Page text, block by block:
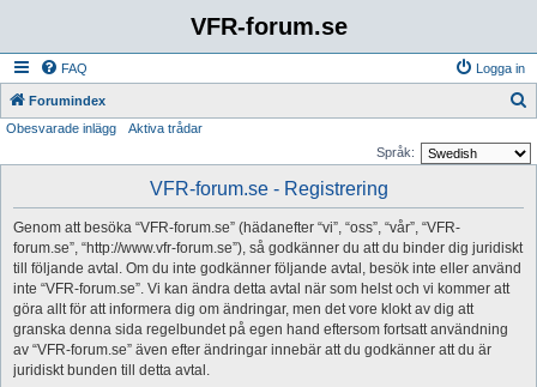
VFR-forum.se
FAQ Logga in
Forumindex
Obesvarade inlägg
Aktiva trådar
Språk:
VFR-forum.se - Registrering
Genom att besöka “VFR-forum.se” (hädanefter “vi”, “oss”, “vår”, “VFR-
forum.se”, “http://www.vfr-forum.se”), så godkänner du att du binder dig juridiskt
till följande avtal. Om du inte godkänner följande avtal, besök inte eller använd
inte “VFR-forum.se”. Vi kan ändra detta avtal när som helst och vi kommer att
göra allt för att informera dig om ändringar, men det vore klokt av dig att
granska denna sida regelbundet på egen hand eftersom fortsatt användning
av “VFR-forum.se” även efter ändringar innebär att du godkänner att du är
juridiskt bunden till detta avtal.